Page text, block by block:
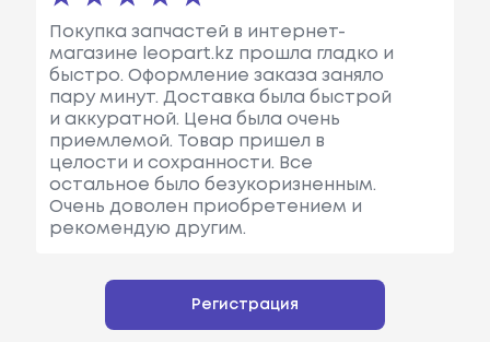
Покупка запчастей в интернет-
магазине leopart.kz прошла гладко и
быстро. Оформление заказа заняло
пару минут. Доставка была быстрой
и аккуратной. Цена была очень
приемлемой. Товар пришел в
целости и сохранности. Все
остальное было безукоризненным.
Очень доволен приобретением и
рекомендую другим.
Регистрация